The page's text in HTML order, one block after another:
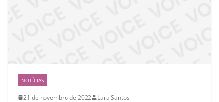
NOTÍCIAS
21 de novembro de 2022 Lara Santos